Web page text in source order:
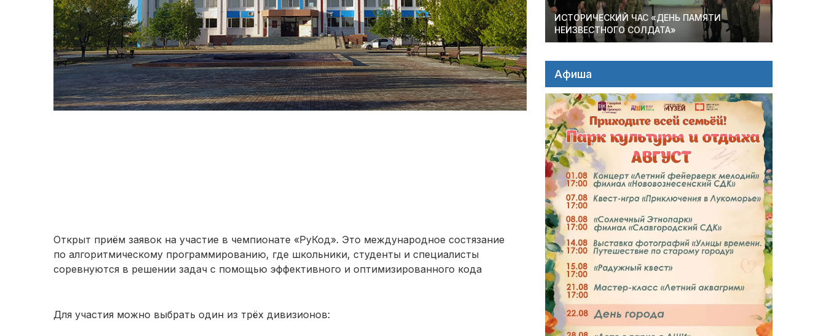
Открыт приём заявок на участие в чемпионате «РуКод». Это международное состязание
по алгоритмическому программированию, где школьники, студенты и специалисты
соревнуются в решении задач с помощью эффективного и оптимизированного кода
Для участия можно выбрать один из трёх дивизионов:
ИСТОРИЧЕСКИЙ ЧАС «ДЕНЬ ПАМЯТИ
НЕИЗВЕСТНОГО СОЛДАТА»
Афиша